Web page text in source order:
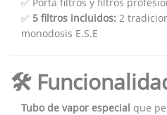
✅ 5 filtros incluidos: 2
monodosis E.S.E
🛠️
Tubo de vapor especial que